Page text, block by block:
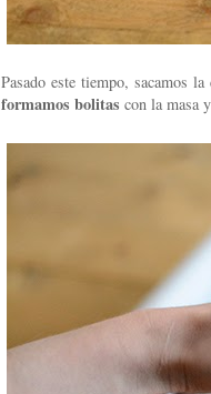
Pasado este tiempo, sacamos
formamos bolitas con la masa